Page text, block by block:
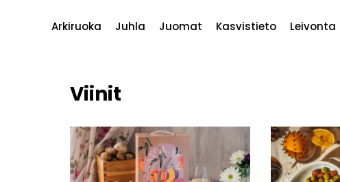
Arkiruoka Juhla Juomat Kasvistieto Leivonta
Viinit